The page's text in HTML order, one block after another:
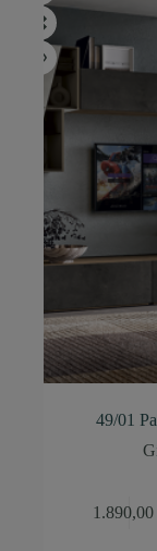
49/01
1.890,00